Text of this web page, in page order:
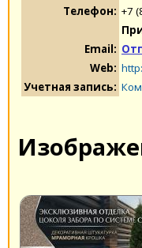
Телефон: +7
Email:
Web:
Учетная запись: